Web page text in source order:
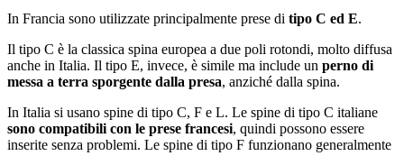
In Francia sono utilizzate principalmente prese di tipo C ed E.
Il tipo C è la classica spina europea a due poli rotondi, molto diffusa
anche in Italia. Il tipo E, invece, è simile ma include un perno di
messa a terra sporgente dalla presa, anziché dalla spina.
In Italia si usano spine di tipo C, F e L. Le spine di tipo C italiane
sono compatibili con le prese francesi, quindi possono essere
inserite senza problemi. Le spine di tipo F funzionano generalmente